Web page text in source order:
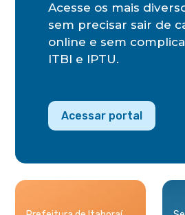
Acesse os mais
sem precisar sair de
online e sem
ITBI e IPTU.
Acessar portal